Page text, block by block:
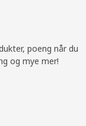
poeng når du
og mye mer!